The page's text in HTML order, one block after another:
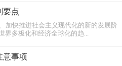
要点
加快推进社会主义现代化的新的发展阶
多极化和经济全球化的趋...
意事项